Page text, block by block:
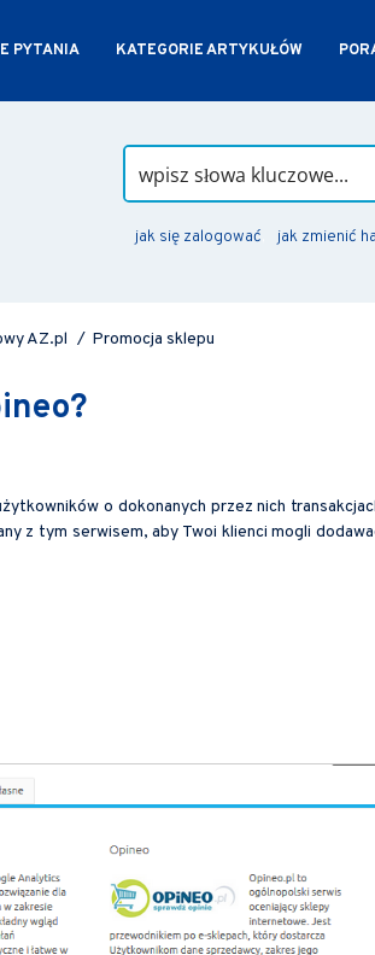
PYTANIA KATEGORIE ARTYKUŁÓW
jak się zalogować jak zmienić
AZ.pl / Promocja sklepu
o dokonanych przez nich
z tym serwisem, aby Twoi klienci mogli